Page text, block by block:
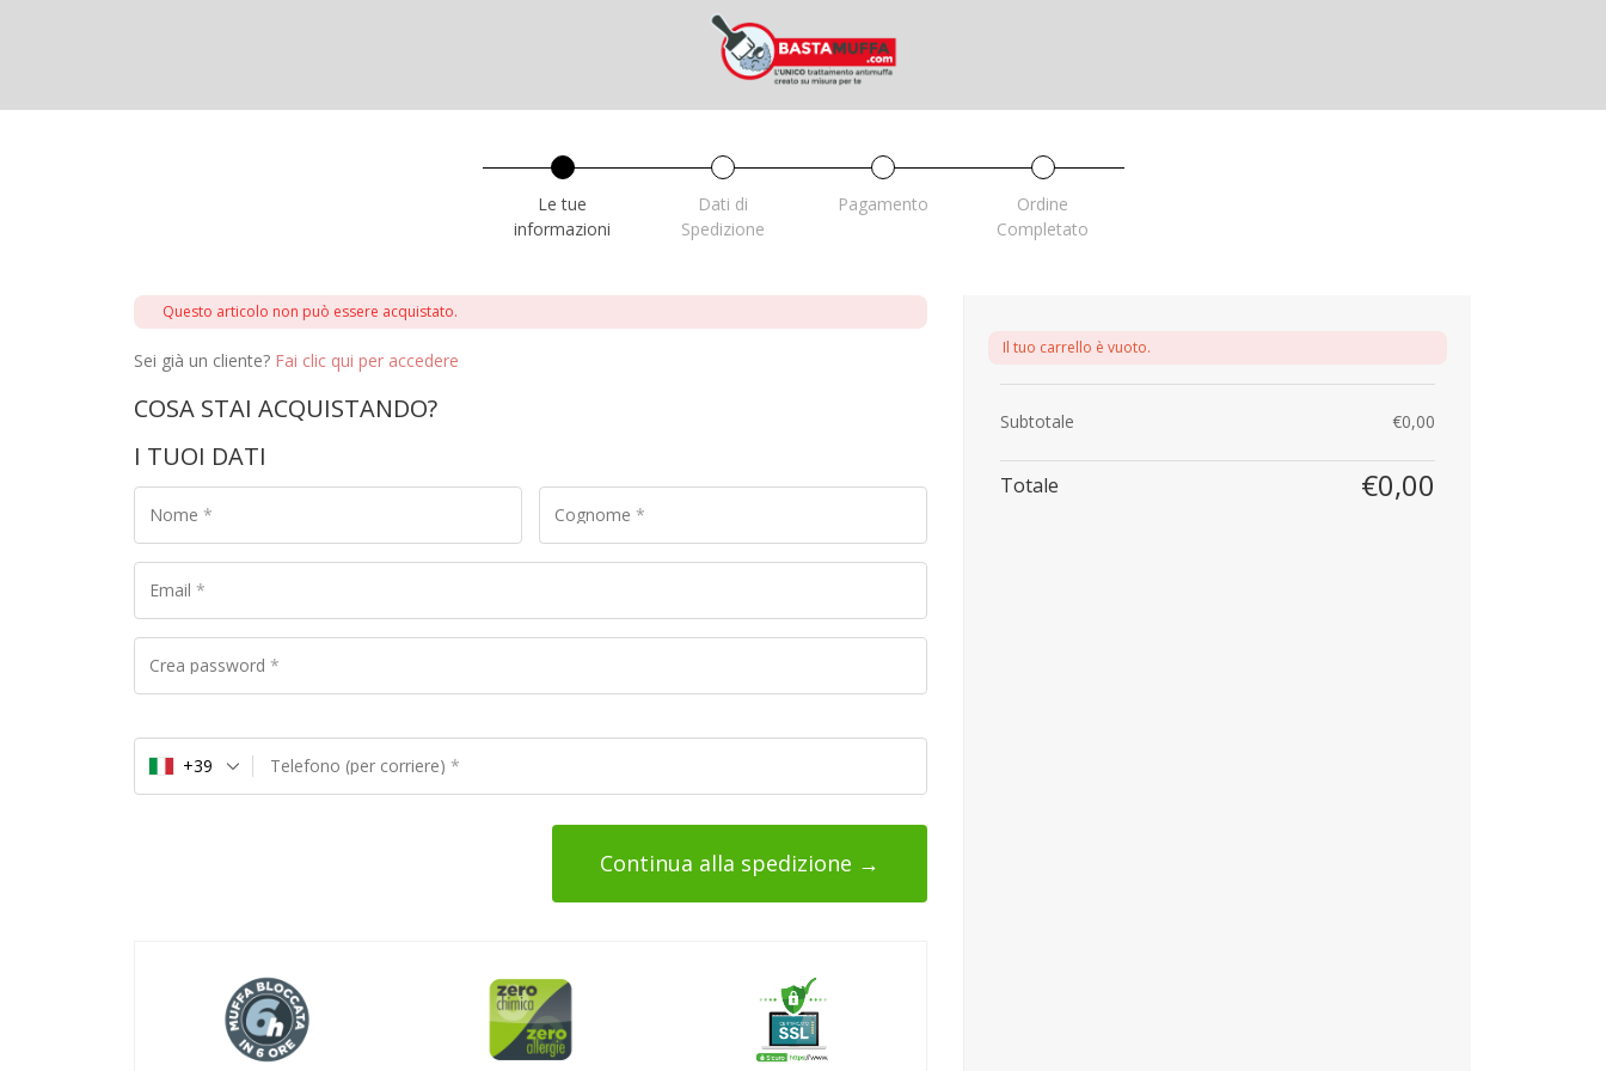
Le tue
informazioni
Dati di
Spedizione
Pagamento
Ordine
Completato
Questo articolo non può essere acquistato.
Sei già un cliente? Fai clic qui per accedere
COSA STAI ACQUISTANDO?
I TUOI DATI
Nome * Cognome *
Email *
Crea password *
Telefono (per corriere) *
+39
Continua alla spedizione →
Il tuo carrello è vuoto.
Subtotale €0,00
Totale €0,00